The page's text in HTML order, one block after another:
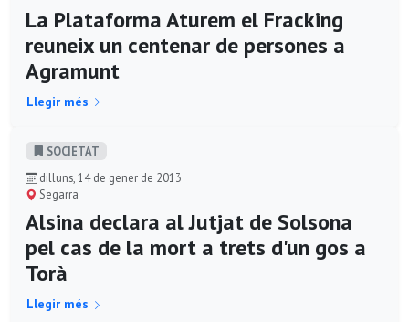
La Plataforma Aturem el Fracking
reuneix un centenar de persones a
Agramunt
Llegir més
SOCIETAT
dilluns, 14 de gener de 2013
Segarra
Alsina declara al Jutjat de Solsona
pel cas de la mort a trets d'un gos a
Torà
Llegir més